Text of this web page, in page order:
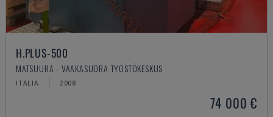
H.PLUS-500
MATSUURA - VAAKASUORA TYÖSTÖKESKUS
ITALIA 2008
74 000 €